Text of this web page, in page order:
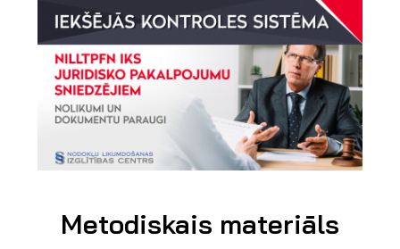
Metodiskais materiāls